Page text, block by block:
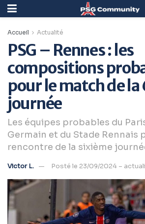
Accueil Actualité
PSG – Rennes : les
compositions
pour le match de la
journée
Les équipes probables du
Germain et du Stade Rennais
rencontre de la sixième
Victor L. Posté le 23/09/2024 –